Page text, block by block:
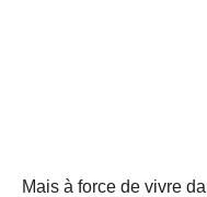
Mais à force de vivre